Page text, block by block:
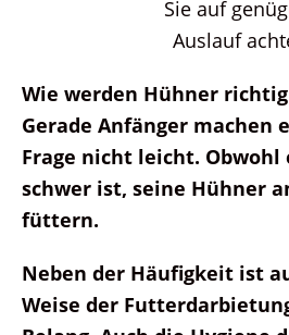
Wie werden Hühner
Gerade Anfänger machen
Frage nicht leicht. Obwohl
schwer ist, seine Hühner
füttern.
Neben der Häufigkeit ist
Weise der